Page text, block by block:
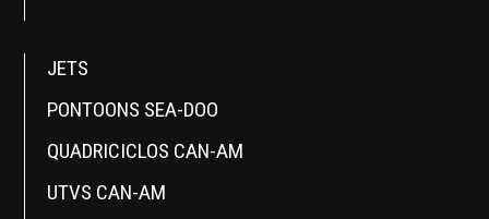
JETS
PONTOONS SEA-DOO
QUADRICICLOS CAN-AM
UTVS CAN-AM